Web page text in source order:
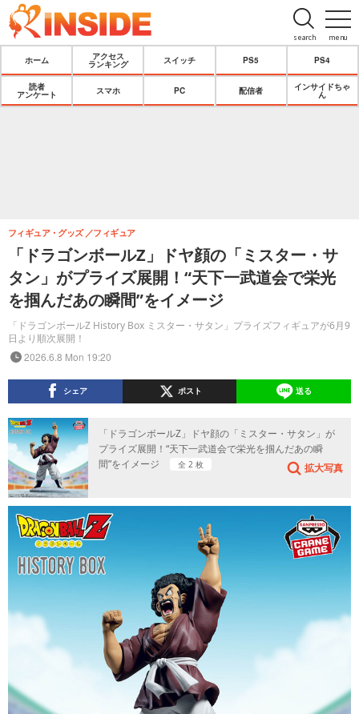
menu
search
ホーム
アクセス
ランキング
スイッチ PS5 PS4
読者
アンケート
スマホ PC 配信者
インサイドちゃ
ん
「ドラゴンボールZ」ドヤ顔の「ミスター・サ
タン」がプライズ展開！“天下一武道会で栄光
を掴んだあの瞬間”をイメージ
「ドラゴンボールZ History Box ミスター・サタン」プライズフィギュアが6月9
日より順次展開！
フィギュア・グッズ フィギュア
2026.6.8 Mon 19:20
シェア ポスト 送る
「ドラゴンボールZ」ドヤ顔の「ミスター・サタン」が
プライズ展開！“天下一武道会で栄光を掴んだあの瞬
間”をイメージ
全 2 枚 拡大写真